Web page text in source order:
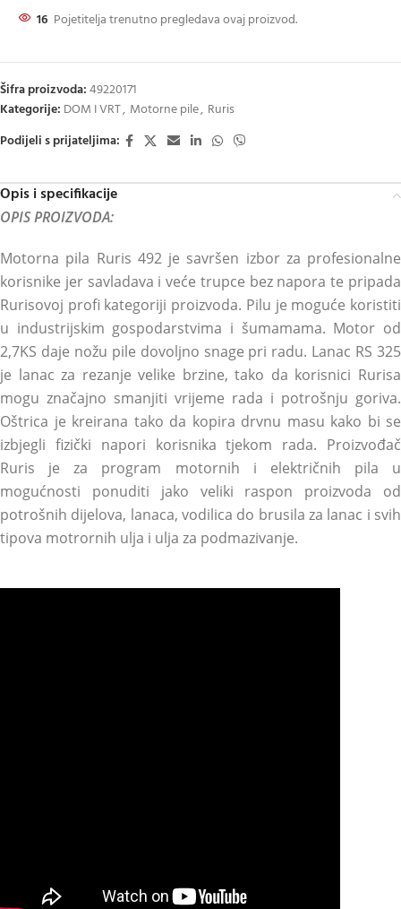
16 Pojetitelja trenutno pregledava ovaj proizvod.
Šifra proizvoda:49220171
Kategorije: DOM I VRT, Motorne pile, Ruris
Podijeli s prijateljima:
Opis i specifikacije
OPIS PROIZVODA:
Motorna pila Ruris 492 je savršen izbor za profesionalne
korisnike jer savladava i veće trupce bez napora te pripada
Rurisovoj profi kategoriji proizvoda. Pilu je moguće koristiti
u industrijskim gospodarstvima i šumamama. Motor od
2,7KS daje nožu pile dovoljno snage pri radu. Lanac RS 325
je lanac za rezanje velike brzine, tako da korisnici Rurisa
mogu značajno smanjiti vrijeme rada i potrošnju goriva.
Oštrica je kreirana tako da kopira drvnu masu kako bi se
izbjegli fizički napori korisnika tjekom rada. Proizvođač
Ruris je za program motornih i električnih pila u
mogućnosti ponuditi jako veliki raspon proizvoda od
potrošnih dijelova, lanaca, vodilica do brusila za lanac i svih
tipova motrornih ulja i ulja za podmazivanje.